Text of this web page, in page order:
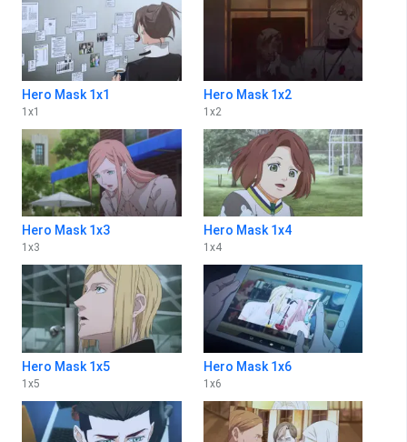
Hero Mask 1x1
1 x1
Hero Mask 1x2
1 x2
Hero Mask 1x3
1 x3
Hero Mask 1x4
1 x4
Hero Mask 1x5
1 x5
Hero Mask 1x6
1 x6